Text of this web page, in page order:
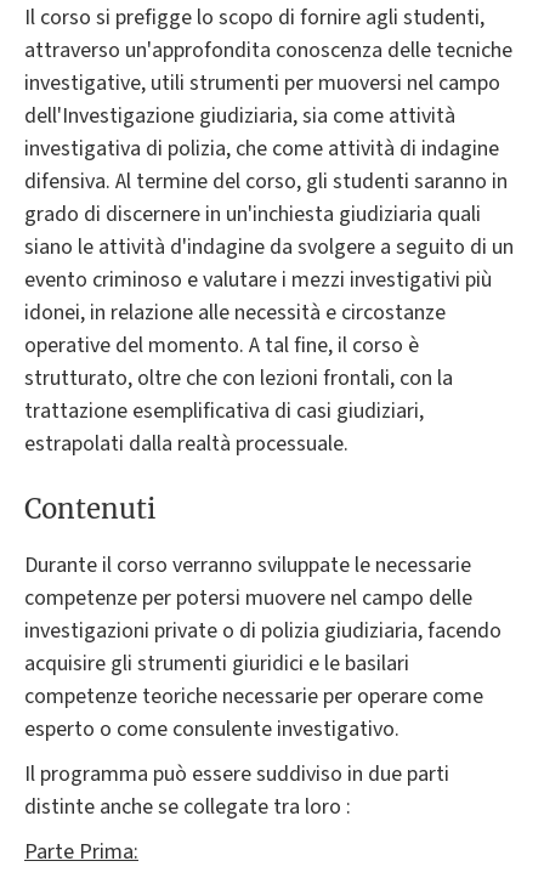
Il corso si prefigge lo scopo di fornire agli studenti,
attraverso un'approfondita conoscenza delle tecniche
investigative, utili strumenti per muoversi nel campo
dell'Investigazione giudiziaria, sia come attività
investigativa di polizia, che come attività di indagine
difensiva. Al termine del corso, gli studenti saranno in
grado di discernere in un'inchiesta giudiziaria quali
siano le attività d'indagine da svolgere a seguito di un
evento criminoso e valutare i mezzi investigativi più
idonei, in relazione alle necessità e circostanze
operative del momento. A tal fine, il corso è
strutturato, oltre che con lezioni frontali, con la
trattazione esemplificativa di casi giudiziari,
estrapolati dalla realtà processuale.
Contenuti
Durante il corso verranno sviluppate le necessarie
competenze per potersi muovere nel campo delle
investigazioni private o di polizia giudiziaria, facendo
acquisire gli strumenti giuridici e le basilari
competenze teoriche necessarie per operare come
esperto o come consulente investigativo.
Il programma può essere suddiviso in due parti
distinte anche se collegate tra loro :
Parte Prima: